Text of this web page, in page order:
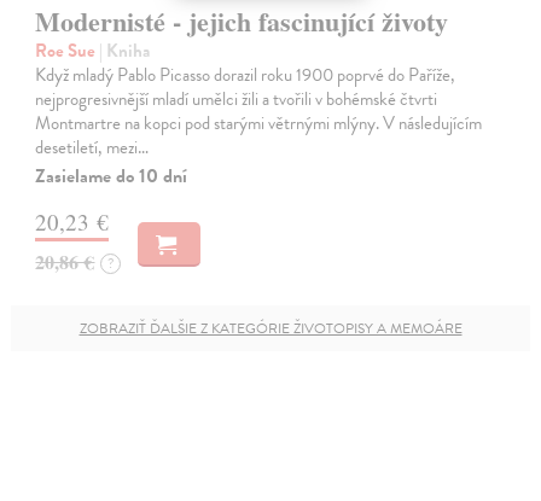
Modernisté - jejich fascinující životy
Roe Sue | Kniha
Když mladý Pablo Picasso dorazil roku 1900 poprvé do Paříže,
nejprogresivnější mladí umělci žili a tvořili v bohémské čtvrti
Montmartre na kopci pod starými větrnými mlýny. V následujícím
desetiletí, mezi…
Zasielame do 10 dní
20,23 €
20,86 € ?
ZOBRAZIŤ ĎALŠIE Z KATEGÓRIE ŽIVOTOPISY A MEMOÁRE